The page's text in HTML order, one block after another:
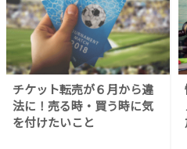
チケット転売が６月から違
法に！売る時・買う時に気
を付けたいこと